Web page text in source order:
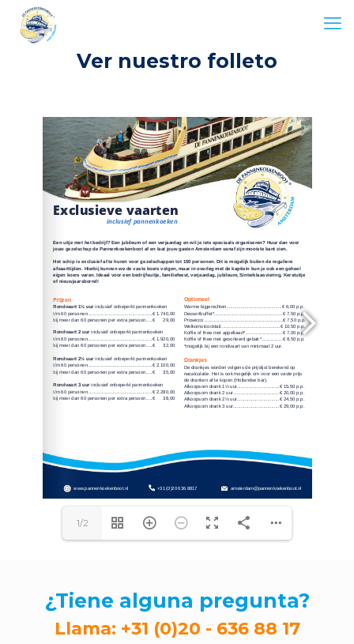
Ver nuestro folleto
1/2
¿Tiene alguna pregunta?
Llama: +31 (0)20 - 636 88 17